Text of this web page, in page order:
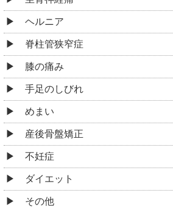
ヘルニア
脊柱管狭窄症
膝の痛み
手足のしびれ
めまい
産後骨盤矯正
不妊症
ダイエット
その他